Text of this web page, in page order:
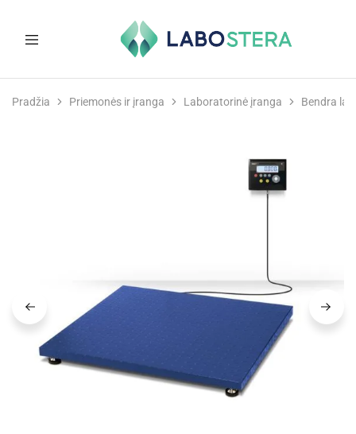
ir
Pradžia Priemonės ir įranga Laboratorinė įranga Bendra